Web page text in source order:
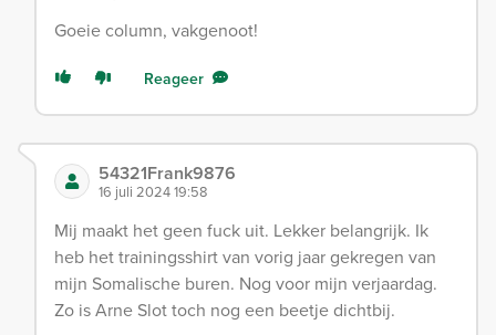
Goeie column, vakgenoot!
Reageer
54321Frank9876
16 juli 2024 19:58
Mij maakt het geen fuck uit. Lekker belangrijk. Ik
heb het trainingsshirt van vorig jaar gekregen van
mijn Somalische buren. Nog voor mijn verjaardag.
Zo is Arne Slot toch nog een beetje dichtbij.